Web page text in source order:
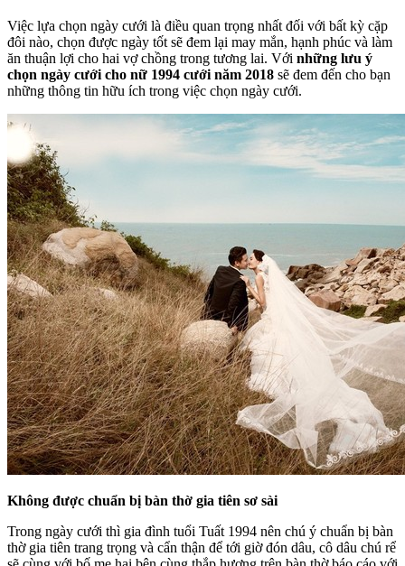
Việc lựa chọn ngày cưới là điều quan trọng nhất đối với bất kỳ cặp
đôi nào, chọn được ngày tốt sẽ đem lại may mắn, hạnh phúc và làm
ăn thuận lợi cho hai vợ chồng trong tương lai. Với những lưu ý
chọn ngày cưới cho nữ 1994 cưới năm 2018 sẽ đem đến cho bạn
những thông tin hữu ích trong việc chọn ngày cưới.
Không được chuẩn bị bàn thờ gia tiên sơ sài
Trong ngày cưới thì gia đình tuổi Tuất 1994 nên chú ý chuẩn bị bàn
thờ gia tiên trang trọng và cẩn thận để tới giờ đón dâu, cô dâu chú rể